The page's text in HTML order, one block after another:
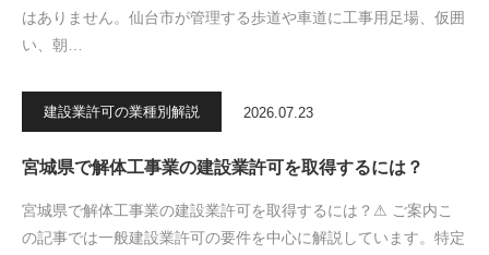
はありません。仙台市が管理する歩道や車道に工事用足場、仮囲
い、朝…
建設業許可の業種別解説 2026.07.23
宮城県で解体工事業の建設業許可を取得するには？
宮城県で解体工事業の建設業許可を取得するには？⚠ ご案内こ
の記事では一般建設業許可の要件を中心に解説しています。特定